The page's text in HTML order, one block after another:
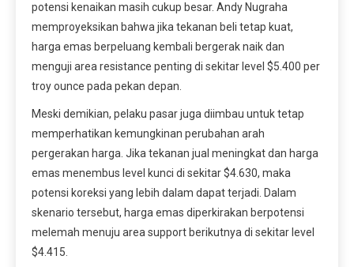
potensi kenaikan masih cukup besar. Andy Nugraha
memproyeksikan bahwa jika tekanan beli tetap kuat,
harga emas berpeluang kembali bergerak naik dan
menguji area resistance penting di sekitar level $5.400 per
troy ounce pada pekan depan.
Meski demikian, pelaku pasar juga diimbau untuk tetap
memperhatikan kemungkinan perubahan arah
pergerakan harga. Jika tekanan jual meningkat dan harga
emas menembus level kunci di sekitar $4.630, maka
potensi koreksi yang lebih dalam dapat terjadi. Dalam
skenario tersebut, harga emas diperkirakan berpotensi
melemah menuju area support berikutnya di sekitar level
$4.415.